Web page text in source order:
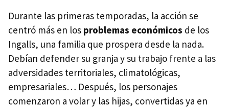
Durante las primeras temporadas, la acción se
centró más en los problemas económicos de los
Ingalls, una familia que prospera desde la nada.
Debían defender su granja y su trabajo frente a las
adversidades territoriales, climatológicas,
empresariales… Después, los personajes
comenzaron a volar y las hijas, convertidas ya en